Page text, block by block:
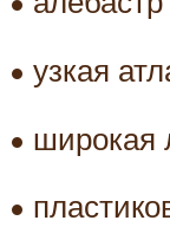
• узкая
• широкая
•